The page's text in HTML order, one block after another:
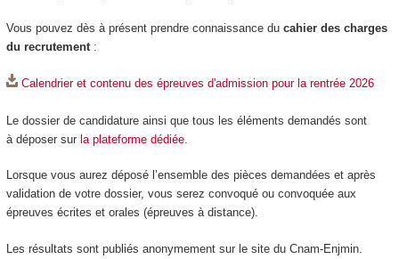
Vous pouvez dès à présent prendre connaissance du cahier des charges
du recrutement:
Calendrier et contenu des épreuves d'admission pour la rentrée 2026
Le dossier de candidature ainsi que tous les éléments demandés sont
à déposer sur la plateforme dédiée.
Lorsque vous aurez déposé l’ensemble des pièces demandées et après
validation de votre dossier, vous serez convoqué ou convoquée aux
épreuves écrites et orales (épreuves à distance).
Les résultats sont publiés anonymement sur le site du Cnam-Enjmin.